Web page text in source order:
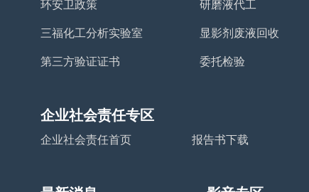
环安卫政策
三福化工分析实验室
第三方验证证书
研磨液代工
显影剂废液回收
委托检验
企业社会责任专区
企业社会责任首页 报告书下载